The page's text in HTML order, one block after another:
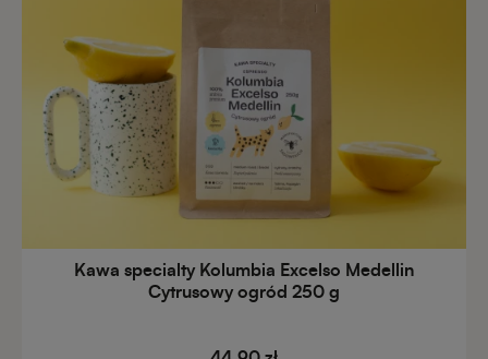
Kawa specialty Kolumbia Excelso Medellin
Cytrusowy ogród 250 g